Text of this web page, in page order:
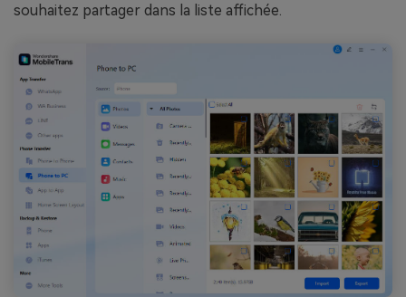
souhaitez partager dans la liste affichée.